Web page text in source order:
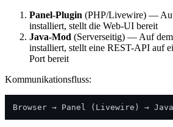
Panel-Plugin (PHP/Livewire) — Auf
installiert, stellt die Web-UI bereit
Java-Mod (Serverseitig) — Auf
installiert, stellt eine REST-API auf
Port bereit
Kommunikationsfluss: